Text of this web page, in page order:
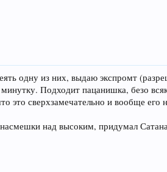
одну из них, выдаю экспромт
Подходит пацанишка, безо
это сверхзамечательно и вообще
над высоким, придумал